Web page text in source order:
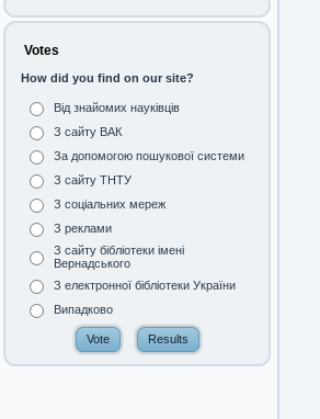
Votes
How did you find on our site?
Від знайомих науківців
З сайту ВАК
За допомогою пошукової системи
З сайту ТНТУ
З соціальних мереж
З реклами
З сайту бібліотеки імені
Вернадського
З електронної бібліотеки України
Випадково